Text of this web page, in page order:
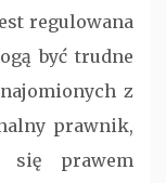
regulowana
być trudne
z
prawnik,
prawem